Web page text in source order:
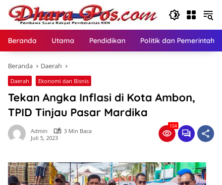
Langsung
konten
Beranda Utama Pendidikan Politik dan
Beranda Daerah
Daerah Ekonomi dan Bisnis
Tekan Angka Inflasi di Kota Ambon,
TPID Tinjau Pasar Mardika
Admin
3 Min Baca
Juli 5, 2023
154